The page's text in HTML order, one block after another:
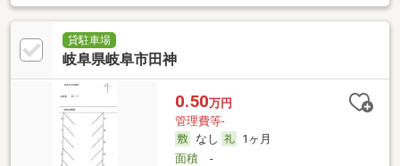
貸駐車場
岐阜県岐阜市田神
0.50万円
管理費等-
なし
1ヶ月
面積-